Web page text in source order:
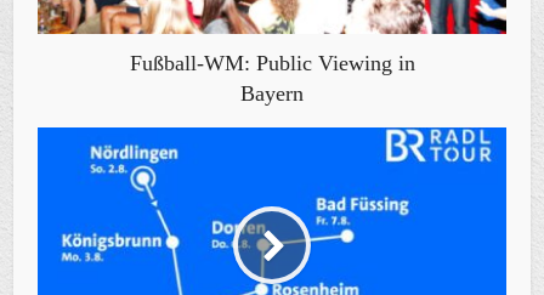
Fußball-WM: Public Viewing in
Bayern